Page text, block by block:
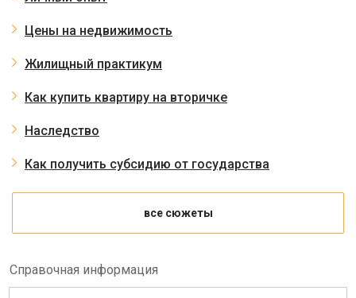
Цены на недвижимость
Жилищный практикум
Как купить квартиру на вторичке
Наследство
Как получить субсидию от государства
все сюжеты
Справочная информация